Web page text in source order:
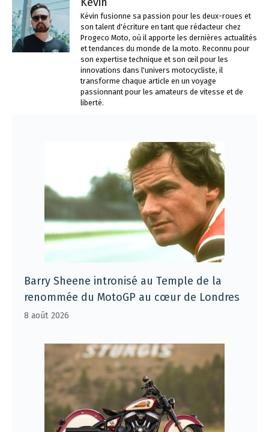
Kévin fusionne sa passion pour les deux-roues et
son talent d'écriture en tant que rédacteur chez
Progeco Moto, où il apporte les dernières actualités
et tendances du monde de la moto. Reconnu pour
son expertise technique et son œil pour les
innovations dans l'univers motocycliste, il
transforme chaque article en un voyage
passionnant pour les amateurs de vitesse et de
liberté.
Barry Sheene intronisé au Temple de la
renommée du MotoGP au cœur de Londres
8 août 2026